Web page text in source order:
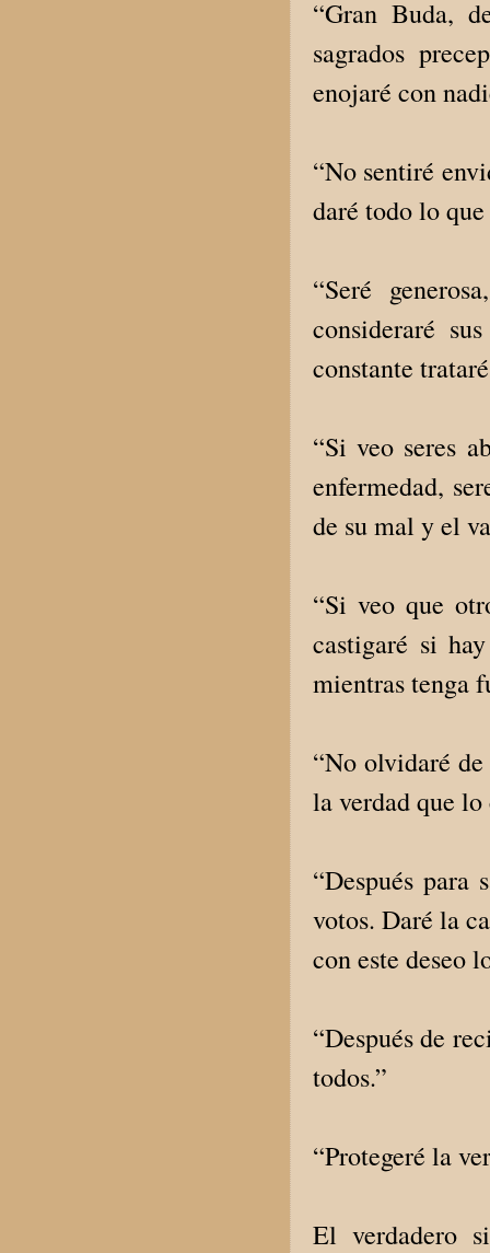
“Gran Buda,
sagrados
enojaré con
“No sentiré
daré todo lo
“Seré
consideraré
constante
“Si veo seres
enfermedad,
de su mal y el
“Si veo que
castigaré si
mientras tenga
“No olvidaré
la verdad que
“Después
votos. Daré la
con este deseo
“Después de
todos.”
“Protegeré la
El verdadero